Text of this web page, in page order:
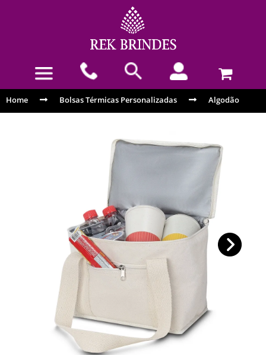
Home Bolsas Térmicas Personalizadas Algodão